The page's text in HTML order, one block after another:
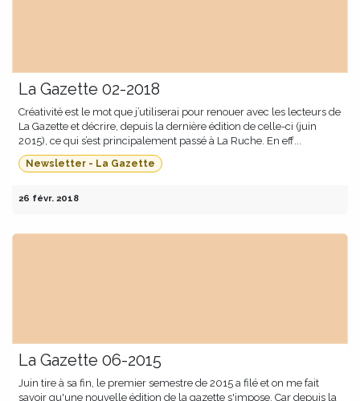
La Gazette 02-2018
Créativité est le mot que j’utiliserai pour renouer avec les lecteurs de
La Gazette et décrire, depuis la dernière édition de celle-ci (juin
2015), ce qui s’est principalement passé à La Ruche. En eff...
Newsletter - La Gazette
26 févr. 2018
La Gazette 06-2015
Juin tire à sa fin, le premier semestre de 2015 a filé et on me fait
savoir qu'une nouvelle édition de la gazette s'impose. Car depuis la